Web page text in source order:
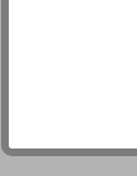
Clinical